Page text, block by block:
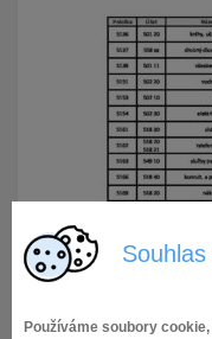
Používáme soubory